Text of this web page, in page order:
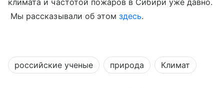
Мы рассказывали об этомздесь.
российские ученые природа Климат